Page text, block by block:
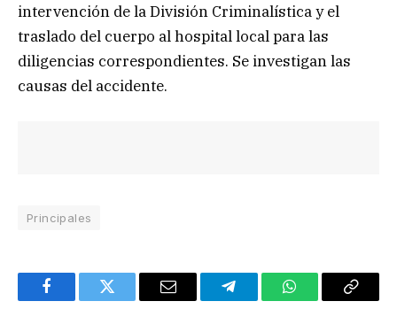
intervención de la División Criminalística y el
traslado del cuerpo al hospital local para las
diligencias correspondientes. Se investigan las
causas del accidente.
Principales
FacebookTwitter Email TelegramWhatsAppCopy